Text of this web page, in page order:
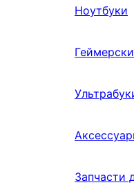
Ноутбуки
Запчасти